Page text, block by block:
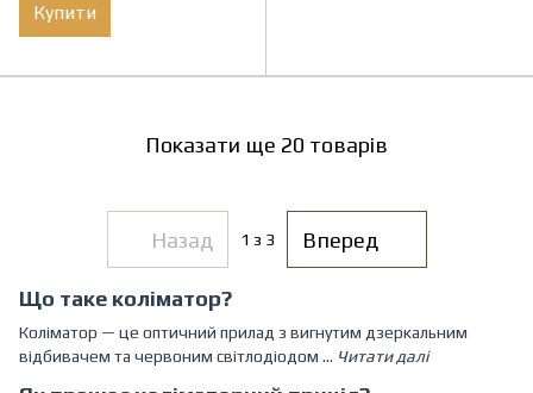
Що таке коліматор?
Коліматор — це оптичний прилад з вигнутим дзеркальним
відбивачем та червоним світлодіодом ... Читати далі
Купити
Показати ще 20 товарів
Назад 1 з 3 Вперед